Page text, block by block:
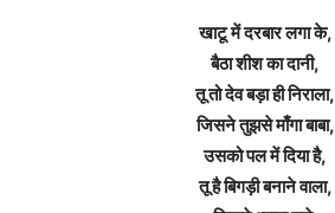
खाटू में दरबार लगा के,
बैठा शीश का दानी,
तू तो देव बड़ा ही निराला,
जिसने तुझसे माँगा बाबा,
उसको पल में दिया है,
तू है बिगड़ी बनाने वाला,